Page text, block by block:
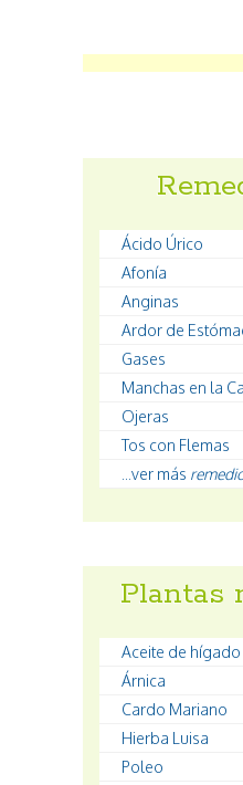
Ácido Úrico
Afonía
Anginas
Ardor de
Gases
Manchas en la
Ojeras
Tos con Flemas
...ver más
Plantas
Aceite de
Árnica
Cardo Mariano
Hierba Luisa
Poleo